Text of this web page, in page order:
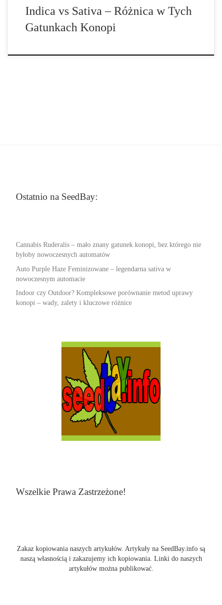
Indica vs Sativa – Różnica w Tych
Gatunkach Konopi
Ostatnio na SeedBay:
Cannabis Ruderalis – mało znany gatunek konopi, bez którego nie
byłoby nowoczesnych automatów
Auto Purple Haze Feminizowane – legendarna sativa w
nowoczesnym automacie
Indoor czy Outdoor? Kompleksowe porównanie metod uprawy
konopi – wady, zalety i kluczowe różnice
Wszelkie Prawa Zastrzeżone!
Zakaz kopiowania naszych artykułów. Artykuły na SeedBay.info są
naszą własnością i zakazujemy ich kopiowania. Linki do naszych
artykułów można publikować.